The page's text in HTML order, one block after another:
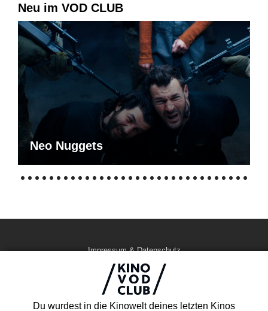
Du wurdest in die Kinowelt deines letzten Kinos
Neu im VOD CLUB
Neo Nuggets
Impressum & Datenschutz
AGB
Kontakt
FAQ